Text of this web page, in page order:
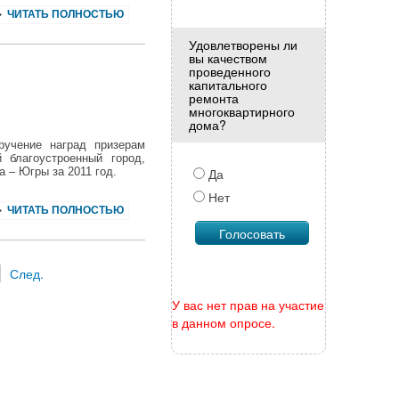
ЧИТАТЬ ПОЛНОСТЬЮ
наград призерам
город,
– Югры за 2011 год.
ЧИТАТЬ ПОЛНОСТЬЮ
След.
Удовлетворены ли
вы качеством
проведенного
капитального
ремонта
многоквартирного
дома?
Да
Нет
У вас нет прав на участие
в данном опросе.